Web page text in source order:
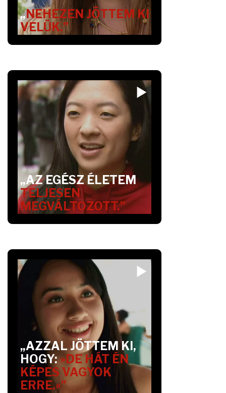
„NEHEZEN JÖTTEM KI
VELÜK.”
„AZ EGÉSZ ÉLETEM
TELJESEN
MEGVÁLTOZOTT.”
„AZZAL JÖTTEM KI,
HOGY:»DE HÁT ÉN
KÉPES VAGYOK
ERRE.«”